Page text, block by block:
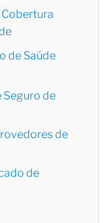
de Saúde
Seguro de
de
de